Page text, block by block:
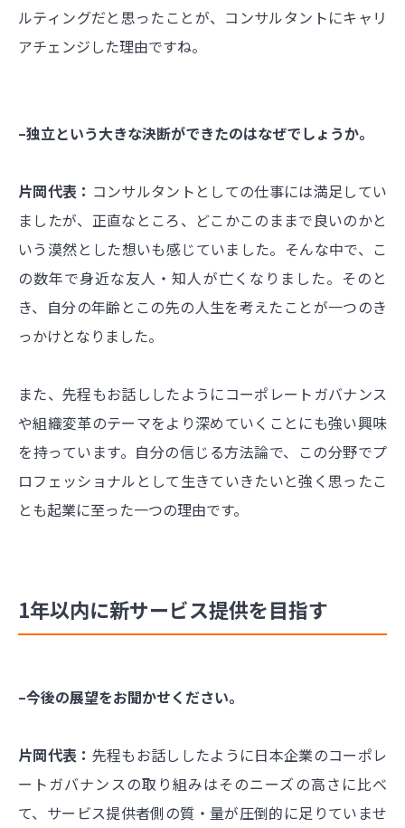
ルティングだと思ったことが、コンサルタントにキャリ
アチェンジした理由ですね。
–独立という大きな決断ができたのはなぜでしょうか。
片岡代表： コンサルタントとしての仕事には満足してい
ましたが、正直なところ、どこかこのままで良いのかと
いう漠然とした想いも感じていました。そんな中で、 こ
の数年で身近な友人・知人が亡くなりました。 そのと
き、自分の年齢とこの先の人生を考えたことが一つのき
っかけとなりました。
また、先程もお話ししたようにコーポレートガバナンス
や組織変革のテーマをより深めていくことにも強い興味
を持っています。自分の信じる方法論で、この分野でプ
ロフェッショナルとして生きていきたいと強く思ったこ
とも起業に至った一つの理由です。
1年以内に新サービス提供を目指す
–今後の展望をお聞かせください。
片岡代表： 先程もお話ししたように日本企業のコーポレ
ートガバナンスの取り組みはそのニーズの高さに比べ
て、サービス提供者側の質・量が圧倒的に足りていませ